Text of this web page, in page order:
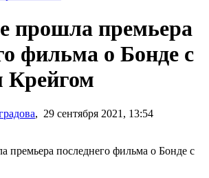
прошла премьера
фильма о Бонде с
Крейгом
, 29 сентября 2021, 13:54